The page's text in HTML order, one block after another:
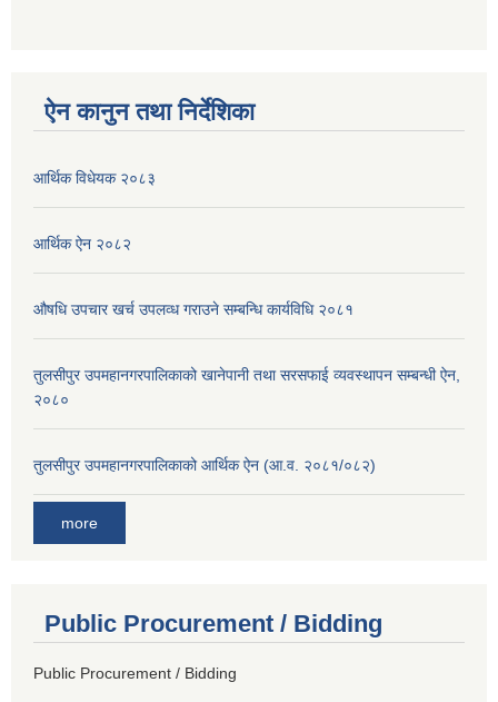
ऐन कानुन तथा निर्देशिका
आर्थिक विधेयक २०८३
आर्थिक ऐन २०८२
औषधि उपचार खर्च उपलव्ध गराउने सम्बन्धि कार्यविधि २०८१
तुलसीपुर उपमहानगरपालिकाको खानेपानी तथा सरसफाई व्यवस्थापन सम्बन्धी ऐन,
२०८०
तुलसीपुर उपमहानगरपालिकाको आर्थिक ऐन (आ.व. २०८१/०८२)
more
Public Procurement / Bidding
Public Procurement / Bidding